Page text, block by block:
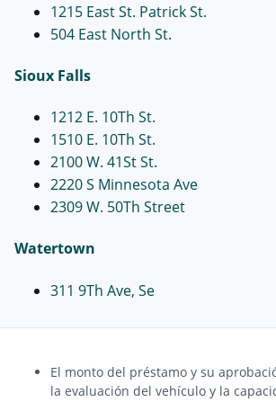
1215 East St. Patrick St.
504 East North St.
Sioux Falls
1212 E. 10Th St.
1510 E. 10Th St.
2100 W. 41St St.
2220 S Minnesota Ave
2309 W. 50Th Street
Watertown
311 9Th Ave, Se
El monto del préstamo y su
la evaluación del vehículo y la